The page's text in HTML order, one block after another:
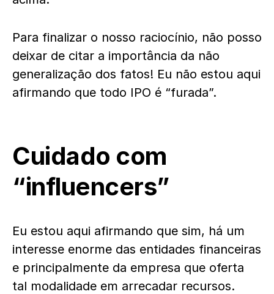
Para finalizar o nosso raciocínio, não posso
deixar de citar a importância da não
generalização dos fatos! Eu não estou aqui
afirmando que todo IPO é “furada”.
Cuidado com
“influencers”
Eu estou aqui afirmando que sim, há um
interesse enorme das entidades financeiras
e principalmente da empresa que oferta
tal modalidade em arrecadar recursos.